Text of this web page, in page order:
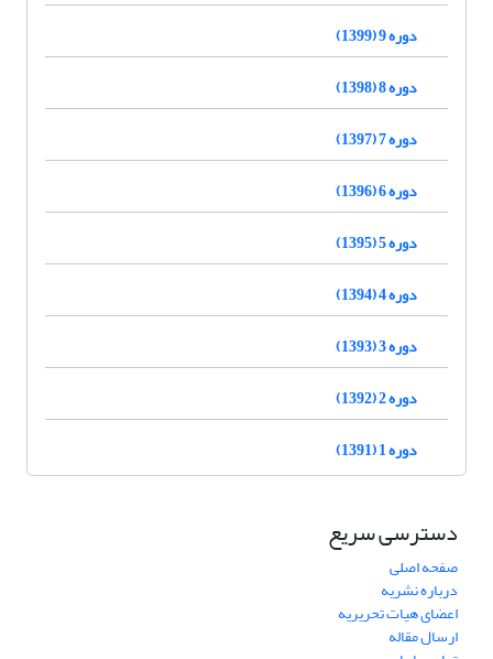
دوره 9 (1399)
دوره 8 (1398)
دوره 7 (1397)
دوره 6 (1396)
دوره 5 (1395)
دوره 4 (1394)
دوره 3 (1393)
دوره 2 (1392)
دوره 1 (1391)
دسترسی سریع
صفحه اصلی
درباره نشریه
اعضای هیات تحریریه
ارسال مقاله